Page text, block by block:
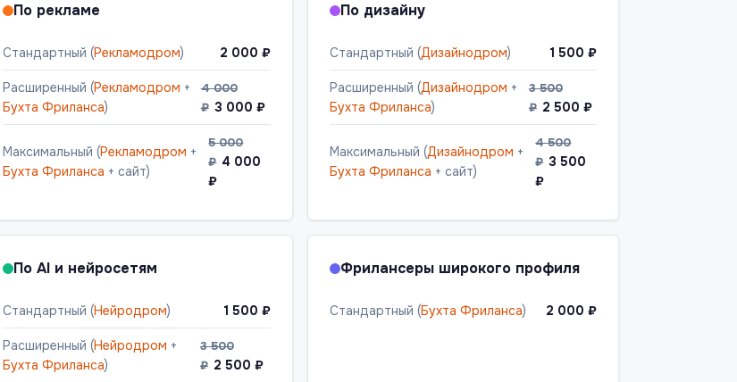
По рекламе
Стандартный (Рекламодром) 2 000 ₽
Расширенный (Рекламодром +
Бухта Фриланса)
4 000
₽ 3 000 ₽
Максимальный (Рекламодром +
Бухта Фриланса + сайт)
5 000
₽ 4 000
₽
По дизайну
Стандартный (Дизайнодром) 1 500 ₽
Расширенный (Дизайнодром +
Бухта Фриланса)
3 500
₽ 2 500 ₽
Максимальный (Дизайнодром +
Бухта Фриланса + сайт)
4 500
₽ 3 500
₽
По AI и нейросетям
Стандартный (Нейродром) 1 500 ₽
Расширенный (Нейродром +
Бухта Фриланса)
3 500
₽ 2 500 ₽
Фрилансеры широкого профиля
Стандартный (Бухта Фриланса) 2 000 ₽